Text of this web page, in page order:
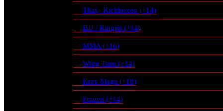
Thai,- Kickboxen (+14)
BJJ / Ringen (+14)
MMA (+16)
Wing Tsun (+14)
Krav Maga (+18)
Frauen (+14)